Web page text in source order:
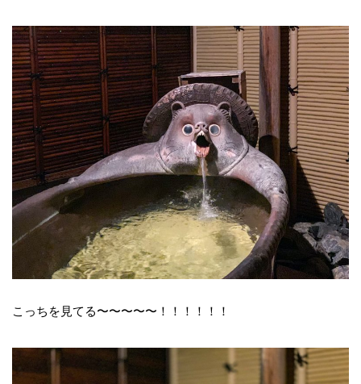
こっちを見てる〜〜〜〜〜！！！！！！